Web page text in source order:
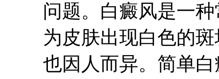
问题。白癜风是一
为皮肤出现白色的
也因人而异。简单